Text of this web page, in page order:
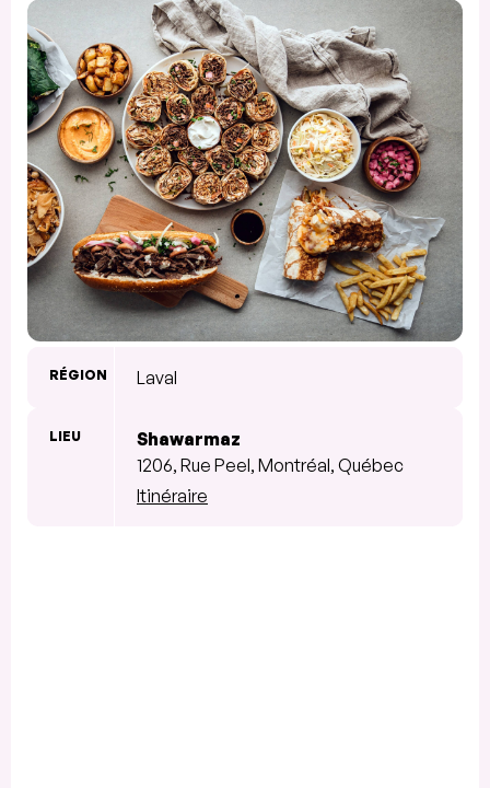
RÉGION Laval
LIEU
Shawarmaz
1206, Rue Peel, Montréal, Québec
Itinéraire